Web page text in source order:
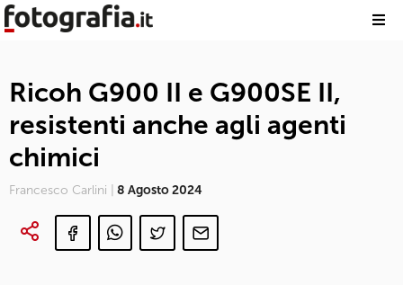
Ricoh G900 II e G900SE II,
resistenti anche agli agenti
chimici
Francesco Carlini | 8 Agosto 2024